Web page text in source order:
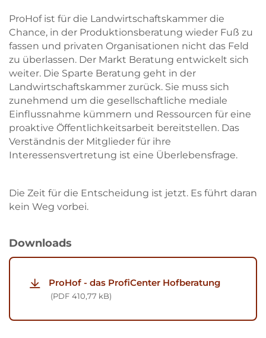
ProHof ist für die Landwirtschaftskammer die
Chance, in der Produktionsberatung wieder Fuß zu
fassen und privaten Organisationen nicht das Feld
zu überlassen. Der Markt Beratung entwickelt sich
weiter. Die Sparte Beratung geht in der
Landwirtschaftskammer zurück. Sie muss sich
zunehmend um die ge­sellschaftliche mediale
Einflussnahme kümmern und Ressourcen für eine
proaktive Öffentlichkeits­arbeit bereitstellen. Das
Verständnis der Mitglieder für ihre
Interessensvertretung ist eine Überlebens­frage.
Die Zeit für die Entscheidung ist jetzt. Es führt daran
kein Weg vorbei.
Downloads
ProHof - das ProfiCenter Hofberatung
PDF 410,77 kB